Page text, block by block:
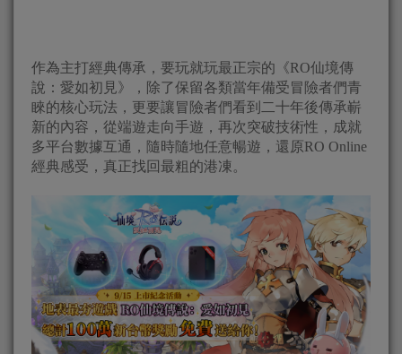
作為主打經典傳承，要玩就玩最正宗的《RO仙境傳
說：愛如初見》，除了保留各類當年備受冒險者們青
睞的核心玩法，更要讓冒險者們看到二十年後傳承嶄
新的內容，從端遊走向手遊，再次突破技術性，成就
多平台數據互通，隨時隨地任意暢遊，還原RO Online
經典感受，真正找回最粗的港凍。